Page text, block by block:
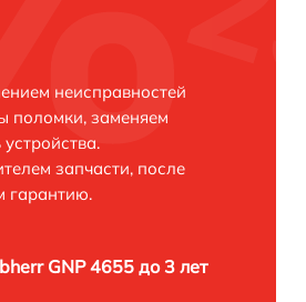
неисправностей
поломки, заменяем
запчасти, после
гарантию.
GNP 4655 до 3 лет